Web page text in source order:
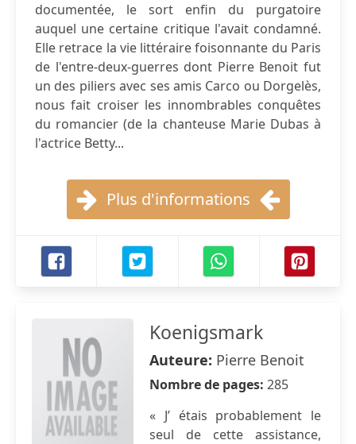
documentée, le sort enfin du purgatoire
auquel une certaine critique l'avait condamné.
Elle retrace la vie littéraire foisonnante du Paris
de l'entre-deux-guerres dont Pierre Benoit fut
un des piliers avec ses amis Carco ou Dorgelès,
nous fait croiser les innombrables conquêtes
du romancier (de la chanteuse Marie Dubas à
l'actrice Betty...
Plus d'informations
Koenigsmark
Auteure: Pierre Benoit
Nombre de pages: 285
« J’ étais probablement le
seul de cette assistance,